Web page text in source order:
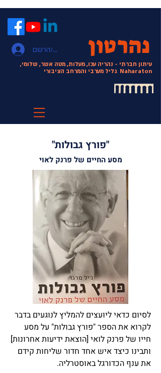
התחבר/הרשם נהרטון
עיתון חברתי - נהריה עכו, מעלות, מטה אשר, שלומי,
גליל מערבי והמרחב הציבוריNaharaton
"פורץ גבולות"
מסע החיים של פרנק לאוי
לסיום כדאי ליועצים להמליץ לנוגעים בדבר
לקרוא את הספר "פורץ גבולות" על מסע
חייו של פרנק לואי [הוצאת ידיעות אחרונות]
ותבינו כיצד איש אחד חדור שליחות קידם
את ענף הכדורגל באוסטרליה.